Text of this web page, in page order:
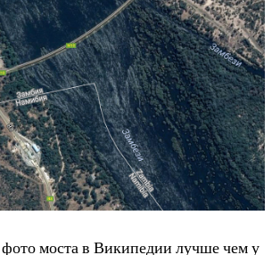
фото моста в Википедии лучше чем у